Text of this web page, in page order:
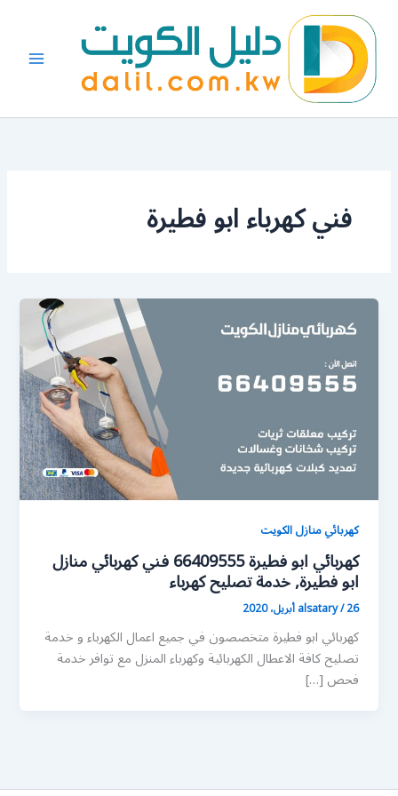
المحتوى
فني كهرباء ابو فطيرة
كهربائي منازل الكويت
كهربائي ابو فطيرة 66409555 فني كهربائي منازل
ابو فطيرة, خدمة تصليح كهرباء
alsatary/26 أبريل، 2020
كهربائي ابو فطيرة متخصصون في جميع اعمال الكهرباء و خدمة
تصليح كافة الاعطال الكهربائية وكهرباء المنزل مع توافر خدمة
فحص […]